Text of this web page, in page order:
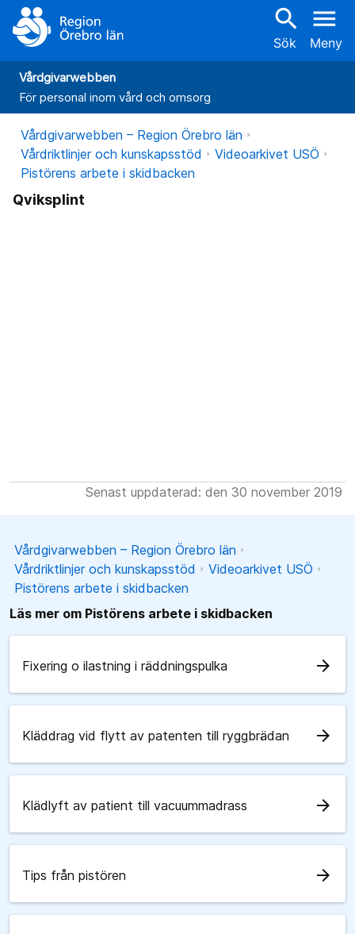
search
Sök
menu
Meny
Vårdgivarwebben
För personal inom vård och omsorg
Vårdgivarwebben – Region Örebro län
Vårdriktlinjer och kunskapsstöd
Videoarkivet USÖ
Pistörens arbete i skidbacken
Qviksplint
Senast uppdaterad: den 30 november 2019
Vårdgivarwebben – Region Örebro län
Vårdriktlinjer och kunskapsstöd
Videoarkivet USÖ
Pistörens arbete i skidbacken
Läs mer om Pistörens arbete i skidbacken
Fixering o ilastning i räddningspulka arrow_forward
Kläddrag vid flytt av patenten till ryggbrädan arrow_forward
Klädlyft av patient till vacuummadrass arrow_forward
Tips från pistören arrow_forward